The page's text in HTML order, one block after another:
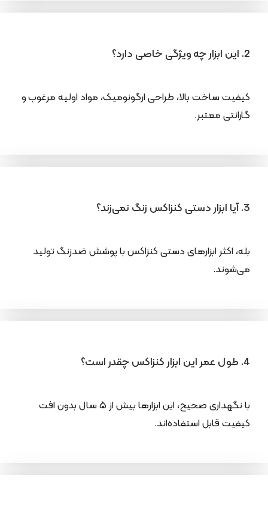
2. این ابزار چه ویژگی خاصی دارد؟
کیفیت ساخت بالا، طراحی ارگونومیک، مواد اولیه مرغوب و
گارانتی معتبر.
3. آیا ابزار دستی کنزاکس زنگ نمی‌زند؟
بله، اکثر ابزارهای دستی کنزاکس با پوشش ضدزنگ تولید
می‌شوند.
4. طول عمر این ابزار کنزاکس چقدر است؟
با نگهداری صحیح، این ابزارها بیش از ۵ سال بدون افت
کیفیت قابل استفاده‌اند.